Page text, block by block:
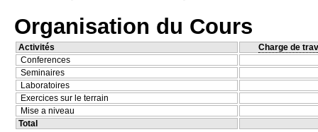
Organisation du Cours
Activités
Charge de
Conferences
Seminaires
Laboratoires
Exercices sur le terrain
Mise a niveau
Total